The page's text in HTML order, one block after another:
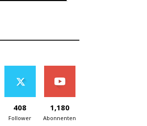
408
Follower
1,180
Abonnenten